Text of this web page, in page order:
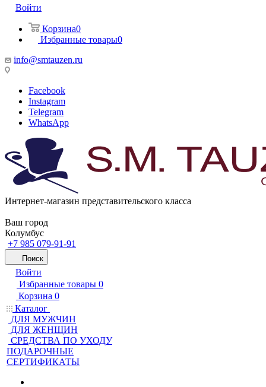
Войти
Корзина0
Избранные товары0
info@smtauzen.ru
Facebook
Instagram
Telegram
WhatsApp
Интернет-магазин представительского класса
Ваш город
Колумбус
+7 985 079-91-91
Поиск
Войти
Избранные товары 0
Корзина 0
Каталог
ДЛЯ МУЖЧИН
ДЛЯ ЖЕНЩИН
CРЕДСТВА ПО УХОДУ
ПОДАРОЧНЫЕ
СЕРТИФИКАТЫ